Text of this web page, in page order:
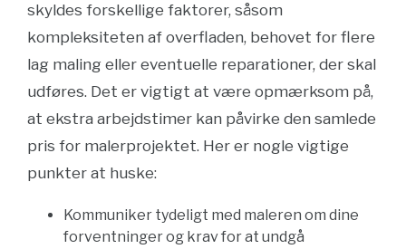
skyldes forskellige faktorer, såsom
kompleksiteten af overfladen, behovet for flere
lag maling eller eventuelle reparationer, der skal
udføres. Det er vigtigt at være opmærksom på,
at ekstra arbejdstimer kan påvirke den samlede
pris for malerprojektet. Her er nogle vigtige
punkter at huske:
Kommuniker tydeligt med maleren om dine
forventninger og krav for at undgå